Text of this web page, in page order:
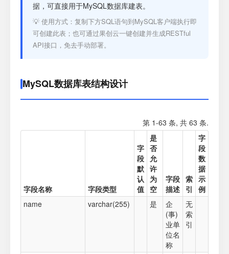
接口测试
据，可直接用于MySQL数据库建表。
💡 使用方式：复制下方SQL语句到MySQL客户端执行即
可创建此表；也可通过果创云一键创建并生成RESTful
API接口，免去手动部署。
MySQL数据库表结构设计
第 1-63 条, 共 63 条.
字段名称 字段类型
字
段
默
认
值
是
否
允
许
为
空
字段
描述
索
引
字
段
数
据
示
例
name
varchar(255) 是
企
(事)
业单
位名
称
无
索
引